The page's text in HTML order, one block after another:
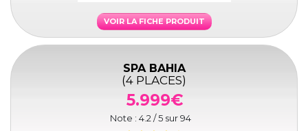
VOIR LA FICHE PRODUIT
SPA BAHIA
(4 PLACES)
5.999€
Note : 4.2 / 5 sur94